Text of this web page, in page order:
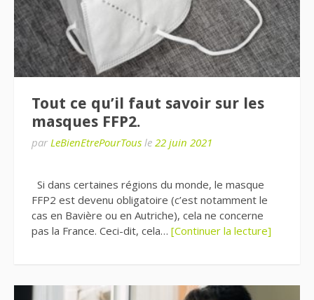
Tout ce qu’il faut savoir sur les
masques FFP2.
par LeBienEtrePourTous le 22 juin 2021
Si dans certaines régions du monde, le masque
FFP2 est devenu obligatoire (c’est notamment le
cas en Bavière ou en Autriche), cela ne concerne
pas la France. Ceci-dit, cela… [Continuer la lecture]